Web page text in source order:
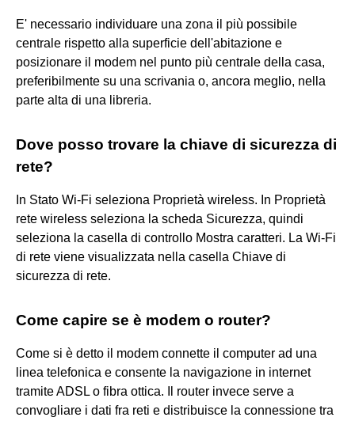
E' necessario individuare una zona il più possibile
centrale rispetto alla superficie dell'abitazione e
posizionare il modem nel punto più centrale della casa,
preferibilmente su una scrivania o, ancora meglio, nella
parte alta di una libreria.
Dove posso trovare la chiave di sicurezza di
rete?
In Stato Wi-Fi seleziona Proprietà wireless. In Proprietà
rete wireless seleziona la scheda Sicurezza, quindi
seleziona la casella di controllo Mostra caratteri. La Wi-Fi
di rete viene visualizzata nella casella Chiave di
sicurezza di rete.
Come capire se è modem o router?
Come si è detto il modem connette il computer ad una
linea telefonica e consente la navigazione in internet
tramite ADSL o fibra ottica. Il router invece serve a
convogliare i dati fra reti e distribuisce la connessione tra